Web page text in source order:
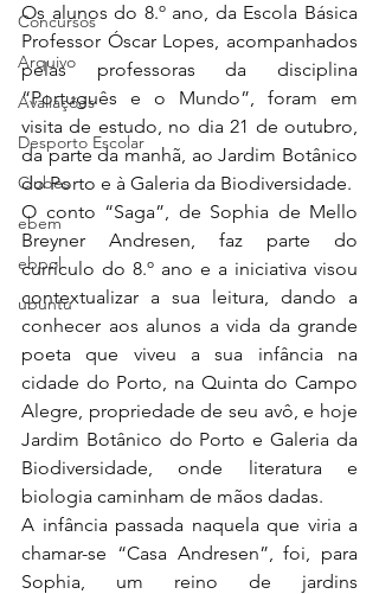
Concursos
Arquivo
Avaliações
Desporto Escolar
Clubes
ebem
ebpol
ubuntu
Os alunos do 8.º ano, da Escola Básica
Professor Óscar Lopes, acompanhados
pelas professoras da disciplina
“Português e o Mundo”, foram em
visita de estudo, no dia 21 de outubro,
da parte da manhã, ao Jardim Botânico
do Porto e à Galeria da Biodiversidade.
O conto “Saga”, de Sophia de Mello
Breyner Andresen, faz parte do
currículo do 8.º ano e a iniciativa visou
contextualizar a sua leitura, dando a
conhecer aos alunos a vida da grande
poeta que viveu a sua infância na
cidade do Porto, na Quinta do Campo
Alegre, propriedade de seu avô, e hoje
Jardim Botânico do Porto e Galeria da
Biodiversidade, onde literatura e
biologia caminham de mãos dadas.
A infância passada naquela que viria a
chamar-se “Casa Andresen”, foi, para
Sophia, um reino de jardins